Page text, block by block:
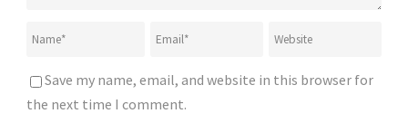
Save my name, email, and website in this browser for
the next time I comment.